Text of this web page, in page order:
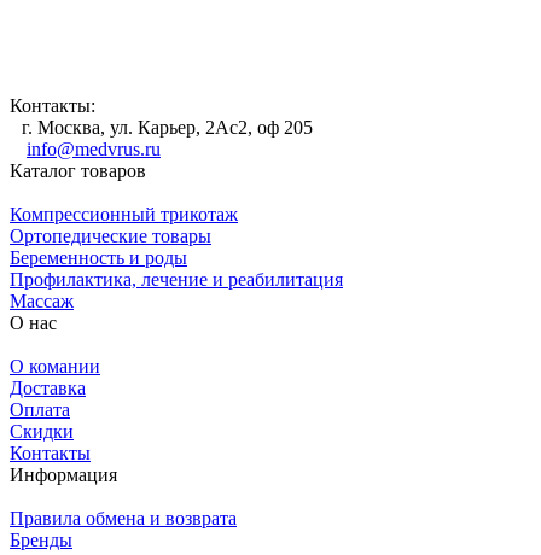
Контакты:
г. Москва, ул. Карьер, 2Ас2, оф 205
info@medvrus.ru
Каталог товаров
Компрессионный трикотаж
Ортопедические товары
Беременность и роды
Профилактика, лечение и реабилитация
Массаж
О нас
О комании
Доставка
Оплата
Скидки
Контакты
Информация
Правила обмена и возврата
Бренды